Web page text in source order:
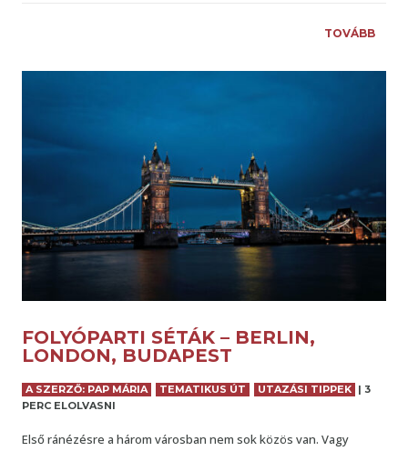
TOVÁBB
FOLYÓPARTI SÉTÁK – BERLIN,
LONDON, BUDAPEST
A SZERZŐ: PAP MÁRIA TEMATIKUS ÚT UTAZÁSI TIPPEK | 3
PERC ELOLVASNI
Első ránézésre a három városban nem sok közös van. Vagy